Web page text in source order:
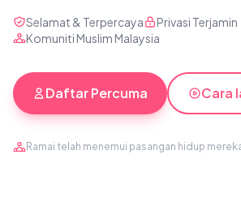
Selamat & Terpercaya
Privasi Terjamin
Komuniti Muslim Malaysia
Daftar Percuma Cara
Ramai telah menemui pasangan hidup